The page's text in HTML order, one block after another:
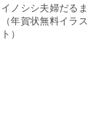
イノシシ夫婦だるま
（年賀状無料イラス
ト）